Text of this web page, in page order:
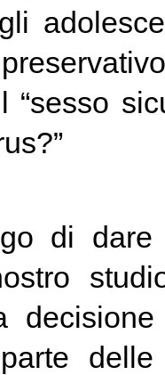
“sesso
di